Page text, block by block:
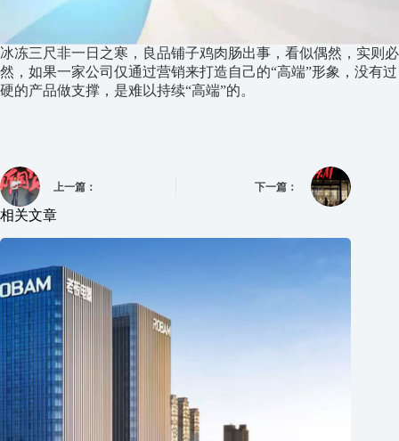
冰冻三尺非一日之寒，良品铺子鸡肉肠出事，看似偶然，实则必
然，如果一家公司仅通过营销来打造自己的“高端”形象，没有过
硬的产品做支撑，是难以持续“高端”的。
上一篇： 下一篇：
相关文章